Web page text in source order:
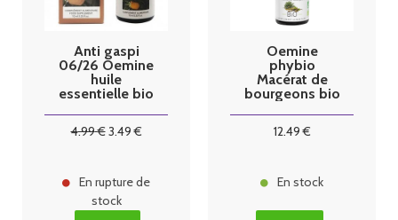
Anti gaspi
06/26 Oemine
huile
essentielle bio
10ml
4.99€3.49€
En rupture de
stock
Oemine
phybio
Macérat de
bourgeons bio
12.49€
En stock